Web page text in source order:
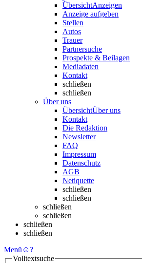
ÜbersichtAnzeigen
Anzeige aufgeben
Stellen
Autos
Trauer
Partnersuche
Prospekte & Beilagen
Mediadaten
Kontakt
schließen
schließen
Über uns
ÜbersichtÜber uns
Kontakt
Die Redaktion
Newsletter
FAQ
Impressum
Datenschutz
AGB
Netiquette
schließen
schließen
schließen
schließen
schließen
schließen
Menü ☺?
Volltextsuche